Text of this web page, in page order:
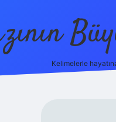
Kelimelerle